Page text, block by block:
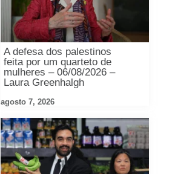
A defesa dos palestinos
feita por um quarteto de
mulheres – 06/08/2026 –
Laura Greenhalgh
agosto 7, 2026